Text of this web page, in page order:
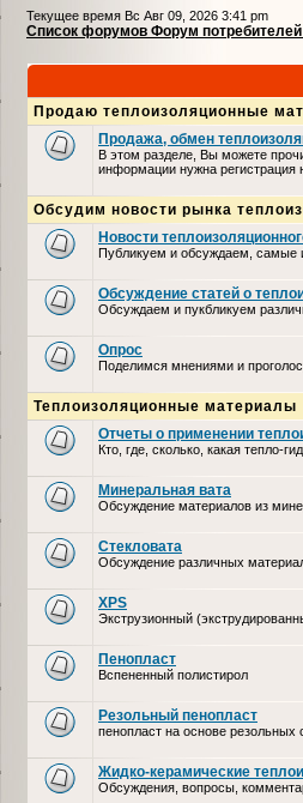
Текущее время Вс Авг 09, 2026 3:41 pm
Список форумов Форум
Продаю теплоизоляционные
Продажа, обмен
В этом разделе, Вы можете
информации нужна регистрация
Обсудим новости рынка
Новости
Публикуем и обсуждаем, самые
Обсуждение статей о
Обсуждаем и пукбликуем
Опрос
Поделимся мнениями и
Теплоизоляционные материалы
Отчеты о применении
Кто, где, сколько, какая тепло-
Минеральная вата
Обсуждение материалов из
Стекловата
Обсуждение различных
XPS
Экструзионный
Пенопласт
Вспененный полистирол
Резольный пенопласт
пенопласт на основе резольных
Жидко-керамические
Обсуждения, вопросы,